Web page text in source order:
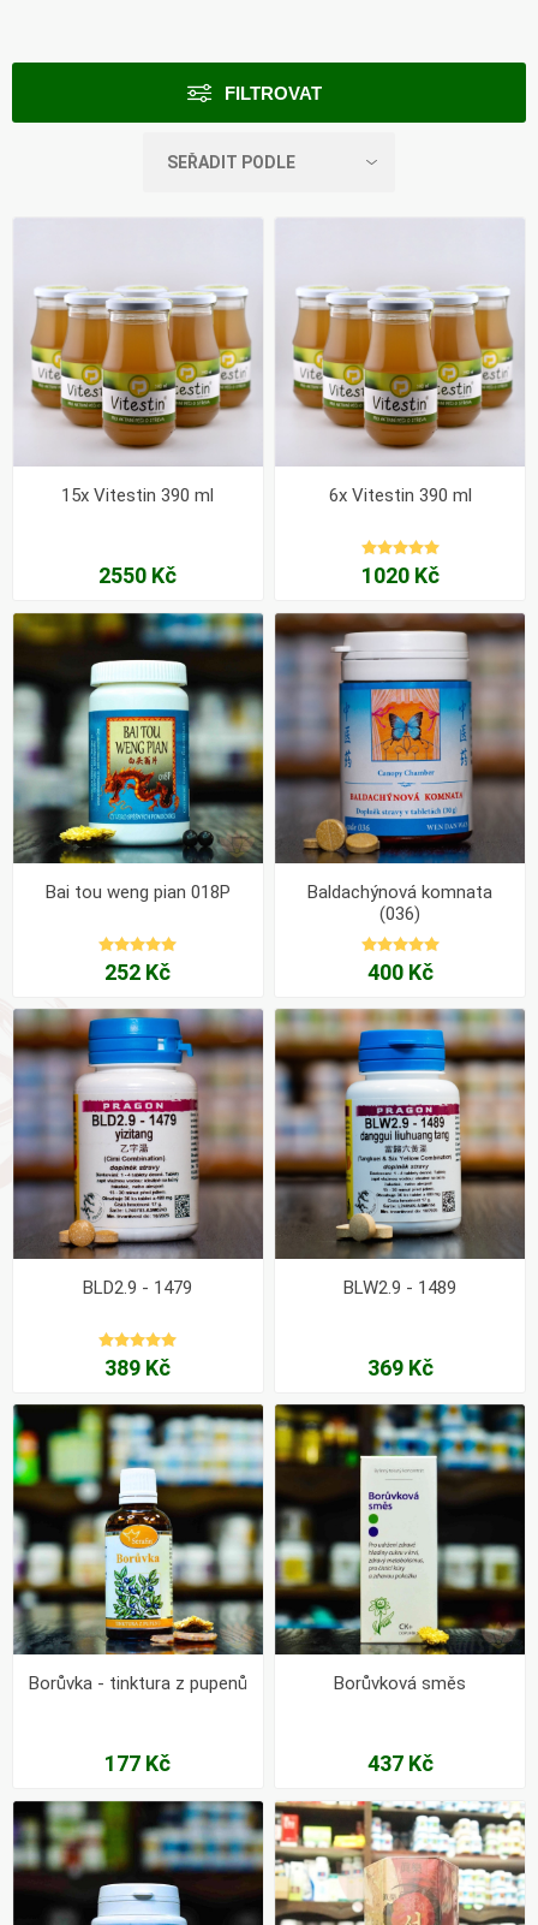
FILTROVAT
15x Vitestin 390 ml
2550 Kč
6x Vitestin 390 ml
1020 Kč
Bai tou weng pian 018P
252 Kč
Baldachýnová komnata
(036)
400 Kč
BLD2.9 - 1479
389 Kč
BLW2.9 - 1489
369 Kč
Borůvka - tinktura z pupenů
177 Kč
Borůvková směs
437 Kč